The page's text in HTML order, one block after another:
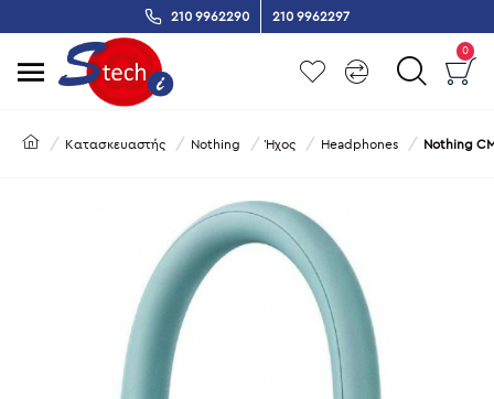
210 9962290 210 9962297
0
Κατασκευαστής Nothing Ήχος Headphones Nothing